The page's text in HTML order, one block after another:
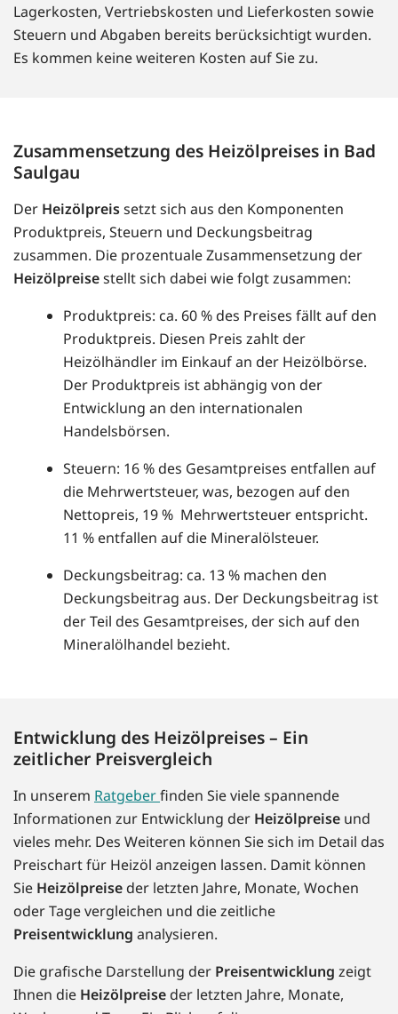
Lagerkosten, Vertriebskosten und Lieferkosten sowie
Steuern und Abgaben bereits berücksichtigt wurden.
Es kommen keine weiteren Kosten auf Sie zu.
Zusammensetzung des Heizölpreises in Bad
Saulgau
Der Heizölpreissetzt sich aus den Komponenten
Produktpreis, Steuern und Deckungsbeitrag
zusammen. Die prozentuale Zusammensetzung der
Heizölpreisestellt sich dabei wie folgt zusammen:
Produktpreis: ca. 60 % des Preises fällt auf den
Produktpreis. Diesen Preis zahlt der
Heizölhändler im Einkauf an der Heizölbörse.
Der Produktpreis ist abhängig von der
Entwicklung an den internationalen
Handelsbörsen.
Steuern: 16 % des Gesamtpreises entfallen auf
die Mehrwertsteuer, was, bezogen auf den
Nettopreis, 19 % Mehrwertsteuer entspricht.
11 % entfallen auf die Mineralölsteuer.
Deckungsbeitrag: ca. 13 % machen den
Deckungsbeitrag aus. Der Deckungsbeitrag ist
der Teil des Gesamtpreises, der sich auf den
Mineralölhandel bezieht.
Entwicklung des Heizölpreises – Ein
zeitlicher Preisvergleich
In unserem Ratgeberfinden Sie viele spannende
Informationen zur Entwicklung der Heizölpreise und
vieles mehr. Des Weiteren können Sie sich im Detail das
Preischart für Heizöl anzeigen lassen. Damit können
Sie Heizölpreise der letzten Jahre, Monate, Wochen
oder Tage vergleichen und die zeitliche
Preisentwicklung analysieren.
Die grafische Darstellung der Preisentwicklung zeigt
Ihnen die Heizölpreise der letzten Jahre, Monate,